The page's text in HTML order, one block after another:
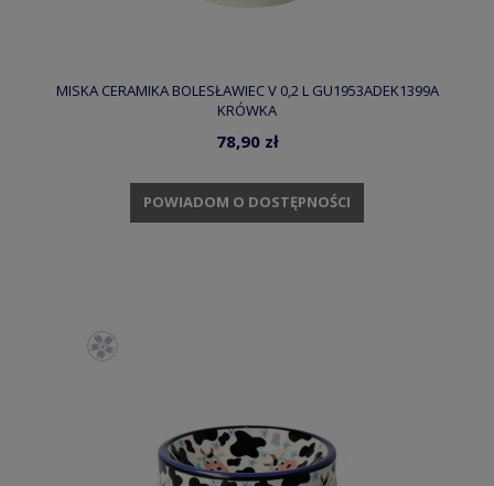
MISKA CERAMIKA BOLESŁAWIEC V 0,2 L GU1953ADEK1399A
KRÓWKA
78,90 zł
POWIADOM O DOSTĘPNOŚCI